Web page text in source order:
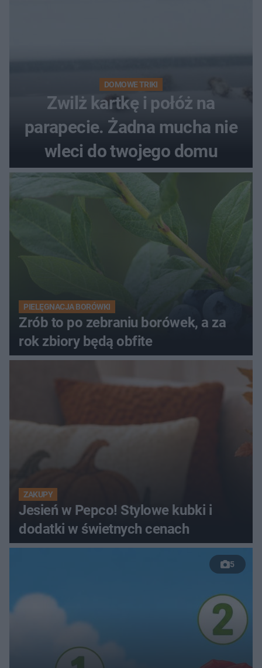
DOMOWE TRIKI
Zwilż kartkę i połóż na
parapecie. Żadna mucha nie
wleci do twojego domu
PIELĘGNACJA BORÓWKI
Zrób to po zebraniu borówek, a za
rok zbiory będą obfite
ZAKUPY
Jesień w Pepco! Stylowe kubki i
dodatki w świetnych cenach
5